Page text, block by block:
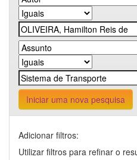
Iniciar uma nova pesquisa
Adicionar filtros:
Utilizar filtros para refinar o